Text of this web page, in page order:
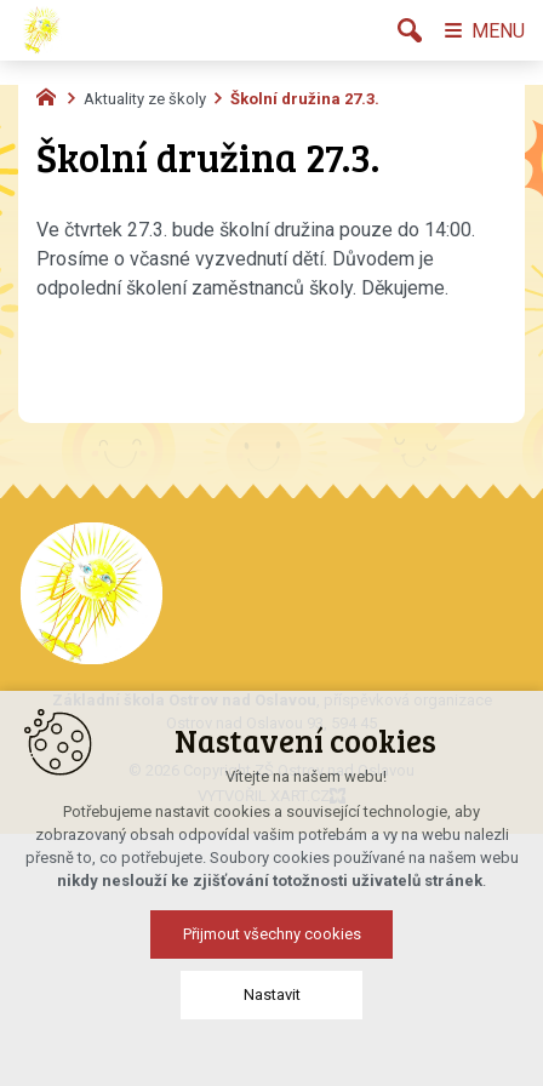
Aktuality ze školy Školní družina 27.3.
Školní družina 27.3.
Ve čtvrtek 27.3. bude školní družina pouze do 14:00.
Prosíme o včasné vyzvednutí dětí. Důvodem je
odpolední školení zaměstnanců školy. Děkujeme.
Ostrov nad Oslavou 93, 594 45
© 2026 Copyright ZŠ Ostrov nad Oslavou
MENU
Nastavení cookies
Vítejte na našem webu!
Potřebujeme nastavit cookies a související technologie, aby
zobrazovaný obsah odpovídal vašim potřebám a vy na webu nalezli
přesně to, co potřebujete. Soubory cookies používané na našem webu
nikdy neslouží ke zjišťování totožnosti uživatelů stránek.
Přijmout všechny cookies
Nastavit